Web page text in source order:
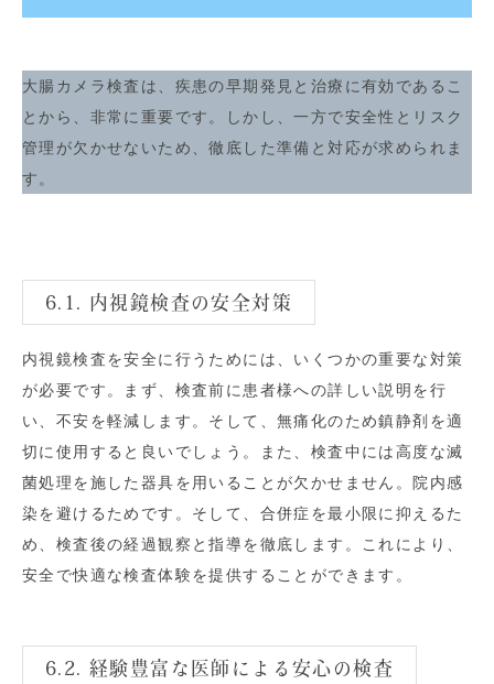
大腸カメラ検査は、疾患の早期発見と治療に有効であるこ
とから、非常に重要です。しかし、一方で安全性とリスク
管理が欠かせないため、徹底した準備と対応が求められま
す。
6.1. 内視鏡検査の安全対策
内視鏡検査を安全に行うためには、いくつかの重要な対策
が必要です。まず、検査前に患者様への詳しい説明を行
い、不安を軽減します。そして、無痛化のため鎮静剤を適
切に使用すると良いでしょう。また、検査中には高度な滅
菌処理を施した器具を用いることが欠かせません。院内感
染を避けるためです。そして、合併症を最小限に抑えるた
め、検査後の経過観察と指導を徹底します。これにより、
安全で快適な検査体験を提供することができます。
6.2. 経験豊富な医師による安心の検査